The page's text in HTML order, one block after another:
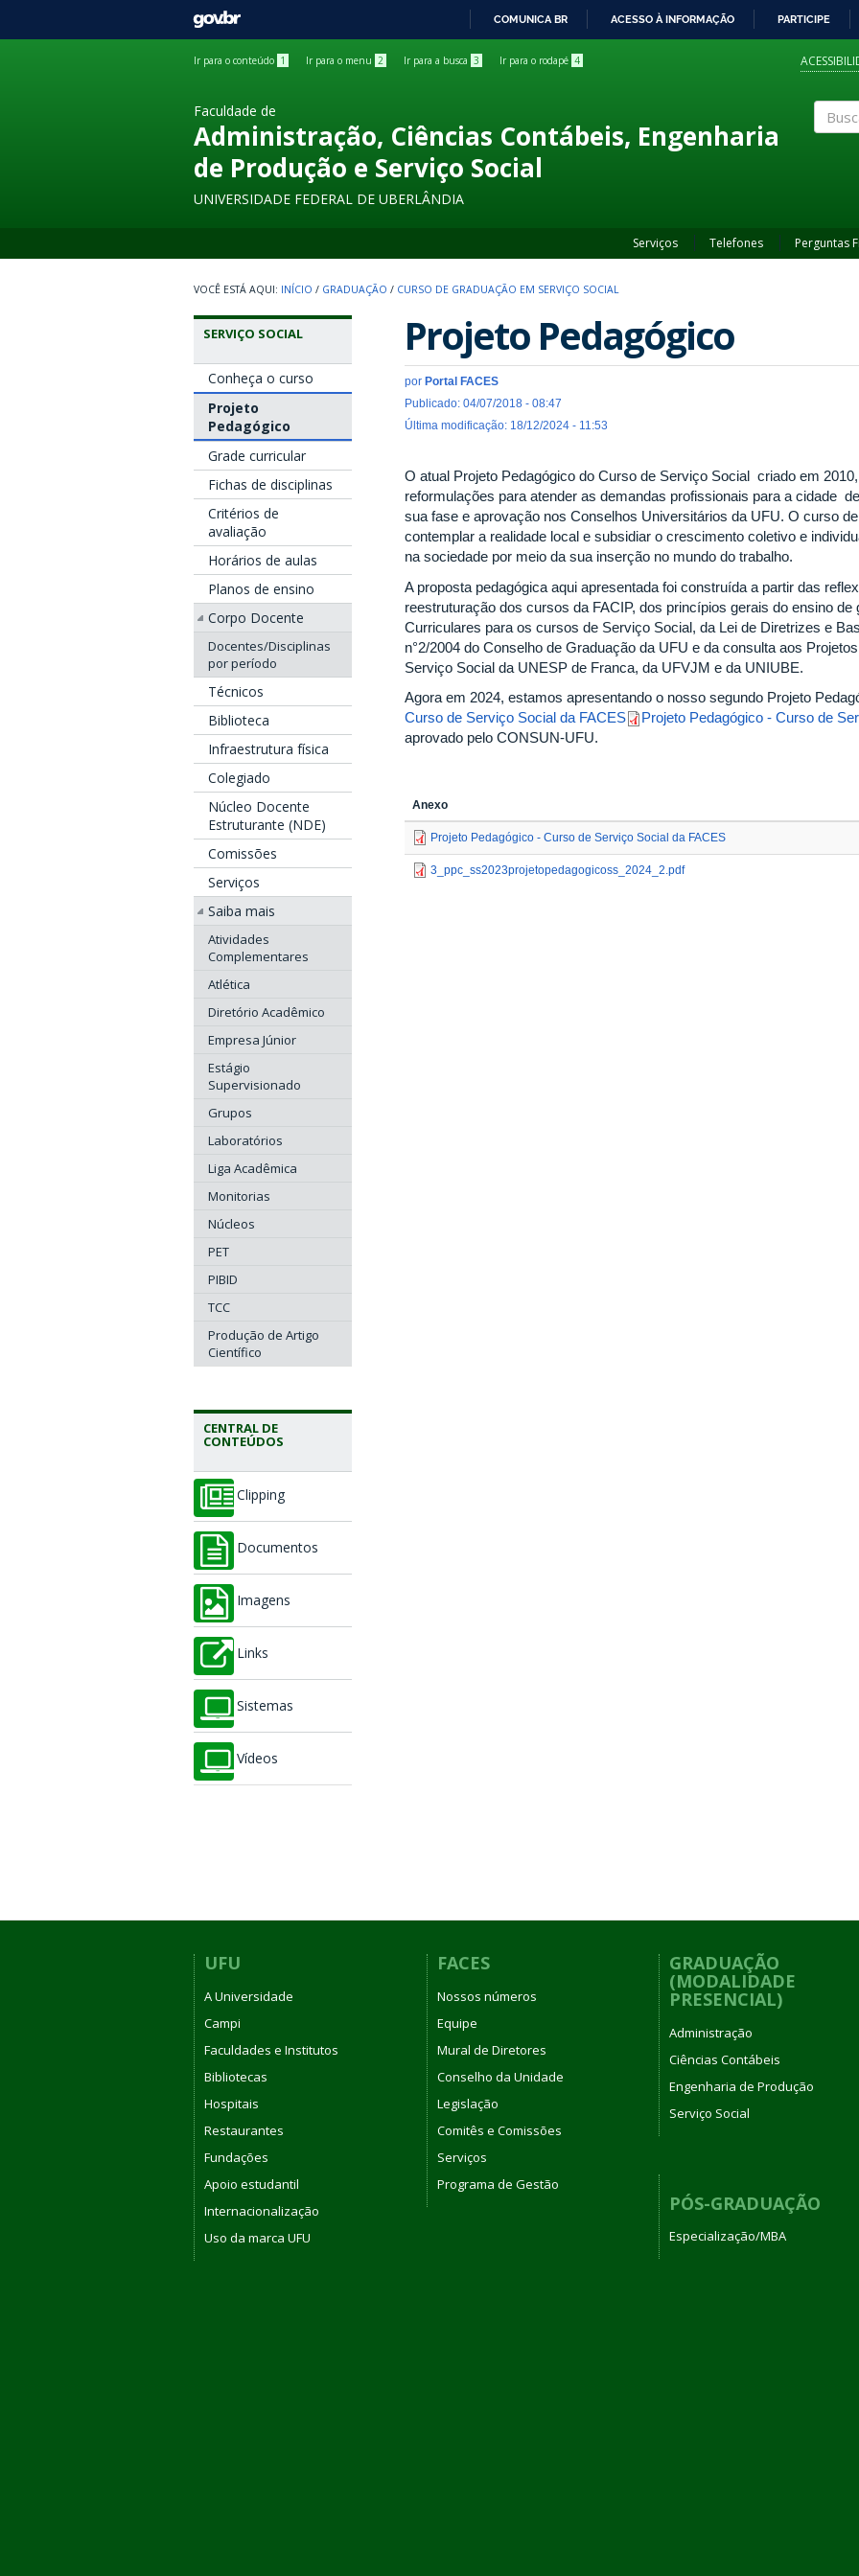
GOVBR
COMUNICA BR ACESSO À INFORMAÇÃO PARTICIPE
Ir para o conteúdo 1 Ir para o menu 2 Ir para a busca 3 Ir para o rodapé 4
Faculdade de
Administração, Ciências Contábeis, Engenharia
de Produção e Serviço Social
UNIVERSIDADE FEDERAL DE UBERLÂNDIA
Serviços Telefones Perguntas
INÍCIO / GRADUAÇÃO / CURSO DE GRADUAÇÃO EM SERVIÇO SOCIAL
SERVIÇO SOCIAL
Conheça o curso
Projeto
Pedagógico
Grade curricular
Fichas de disciplinas
Critérios de
avaliação
Horários de aulas
Planos de ensino
Corpo Docente
Docentes/Disciplinas
por período
Técnicos
Biblioteca
Infraestrutura física
Colegiado
Núcleo Docente
Estruturante (NDE)
Comissões
Serviços
Saiba mais
Atividades
Complementares
Atlética
Diretório Acadêmico
Empresa Júnior
Estágio
Supervisionado
Grupos
Laboratórios
Liga Acadêmica
Monitorias
Núcleos
PET
PIBID
TCC
Produção de Artigo
Científico
CENTRAL DE
CONTEÚDOS
Clipping
Documentos
Imagens
Links
Sistemas
Vídeos
Projeto Pedagógico
por Portal FACES
Publicado: 04/07/2018 - 08:47
Última modificação: 18/12/2024 - 11:53
O atual Projeto Pedagógico do Curso de Serviço Social criado em
reformulações para atender as demandas profissionais para a cidade
sua fase e aprovação nos Conselhos Universitários da UFU. O curso
contemplar a realidade local e subsidiar o crescimento coletivo e
na sociedade por meio da sua inserção no mundo do trabalho.
A proposta pedagógica aqui apresentada foi construída a partir das
reestruturação dos cursos da FACIP, dos princípios gerais do ensino
Curriculares para os cursos de Serviço Social, da Lei de Diretrizes e
n°2/2004 do Conselho de Graduação da UFU e da consulta aos
Serviço Social da UNESP de Franca, da UFVJM e da UNIUBE.
Agora em 2024, estamos apresentando o nosso segundo Projeto
Curso de Serviço Social da FACES
Projeto Pedagógico - Curso de
aprovado pelo CONSUN-UFU.
Anexo
Projeto Pedagógico - Curso de Serviço Social da FACES
3_ppc_ss2023projetopedagogicoss_2024_2.pdf
UFU
A Universidade
Campi
Faculdades e Institutos
Bibliotecas
Hospitais
Restaurantes
Fundações
Apoio estudantil
Internacionalização
Uso da marca UFU
FACES
Nossos números
Equipe
Mural de Diretores
Conselho da Unidade
Legislação
Comitês e Comissões
Serviços
Programa de Gestão
GRADUAÇÃO
(MODALIDADE
PRESENCIAL)
Administração
Ciências Contábeis
Engenharia de Produção
Serviço Social
PÓS-GRADUAÇÃO
Especialização/MBA